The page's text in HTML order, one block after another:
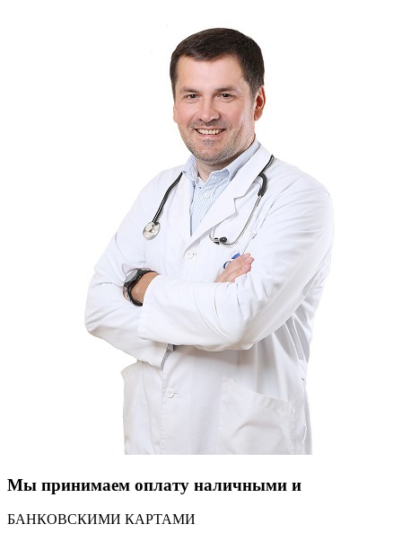
Мы принимаем оплату наличными и
БАНКОВСКИМИ КАРТАМИ